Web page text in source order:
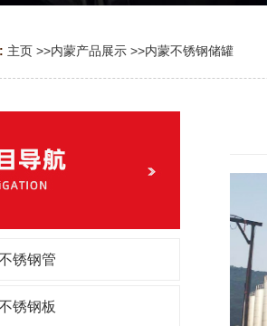
主页 >>内蒙产品展示 >>内蒙不锈钢储罐
锈钢管
锈钢板